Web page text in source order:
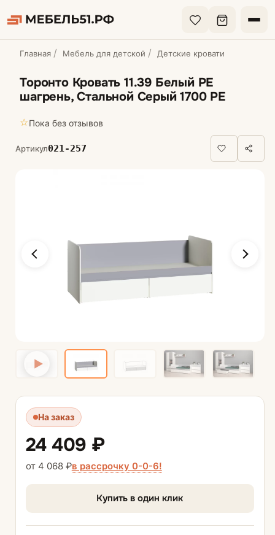
Главная Мебель для детской Детские кровати
Торонто Кровать 11.39 Белый PE
шагрень, Стальной Серый 1700 PE
☆Пока без отзывов
Артикул021-257
На заказ
24 409 ₽
от 4 068 ₽в рассрочку 0-0-6!
Купить в один клик